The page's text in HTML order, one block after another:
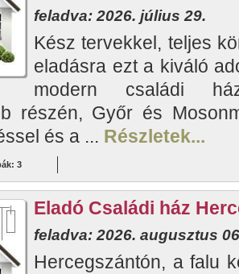
feladva: 2026. július 29.
Kész tervekkel, teljes
eladásra ezt a kiváló
modern családi
részén, Győr és
és a ... Részletek...
3
Eladó Családi ház
feladva: 2026. augusztus
Hercegszántón, a falu